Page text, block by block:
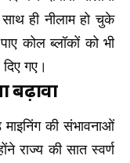
ही नीलाम हो चुके
कोल ब्लॉकों को भी
गए।
बढ़ावा
की संभावनाओं
राज्य की सात स्वर्ण